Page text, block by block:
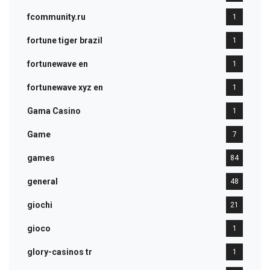
fcommunity.ru 1
fortune tiger brazil 1
fortunewave en 1
fortunewave xyz en 1
Gama Casino 1
Game 7
games 84
general 48
giochi 21
gioco 1
glory-casinos tr 1